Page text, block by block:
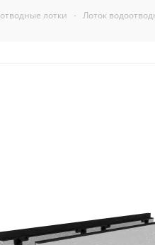
лотки - Лоток